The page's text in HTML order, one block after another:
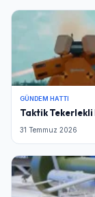
GÜNDEM HATTI
Taktik Tekerlekli
31 Temmuz 2026